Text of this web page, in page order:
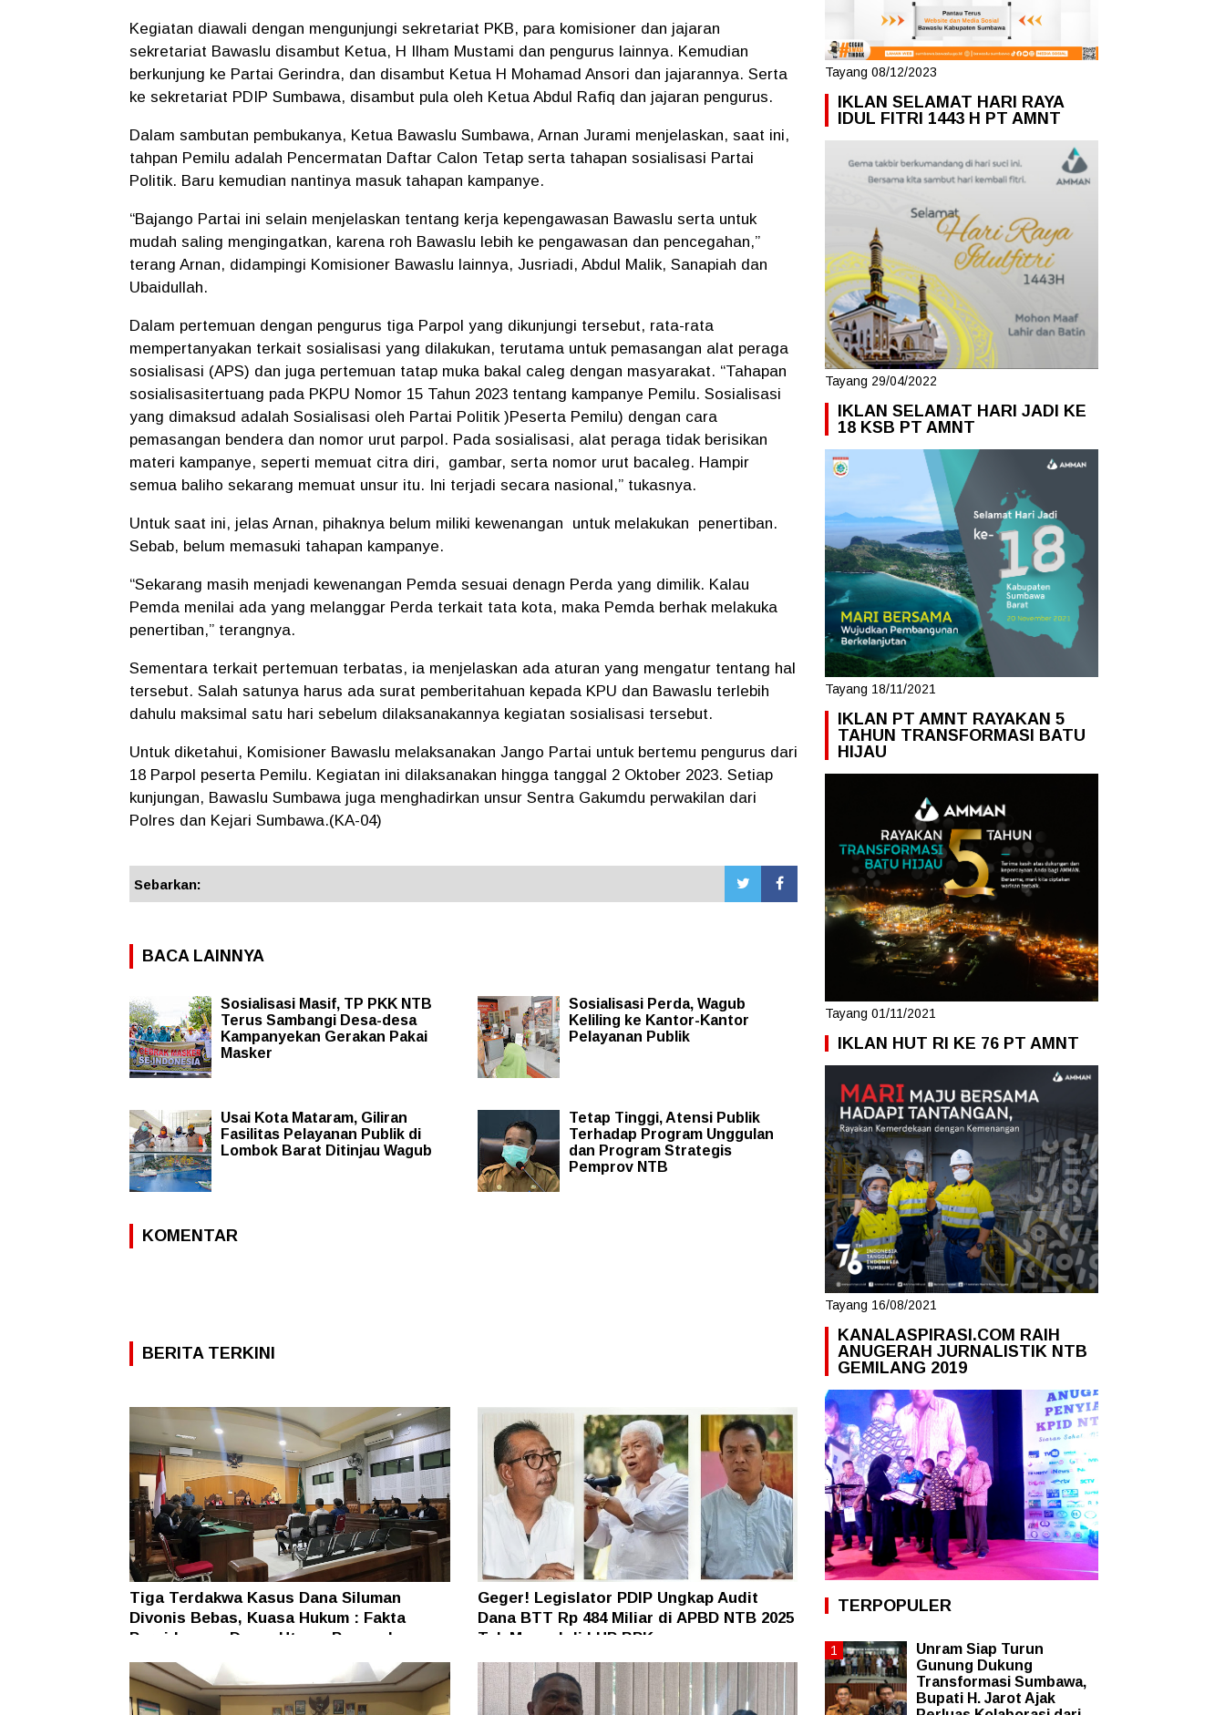
Kegiatan diawali dengan mengunjungi sekretariat PKB, para komisioner dan jajaran
sekretariat Bawaslu disambut Ketua, H Ilham Mustami dan pengurus lainnya. Kemudian
berkunjung ke Partai Gerindra, dan disambut Ketua H Mohamad Ansori dan jajarannya. Serta
ke sekretariat PDIP Sumbawa, disambut pula oleh Ketua Abdul Rafiq dan jajaran pengurus.
Dalam sambutan pembukanya, Ketua Bawaslu Sumbawa, Arnan Jurami menjelaskan, saat ini,
tahpan Pemilu adalah Pencermatan Daftar Calon Tetap serta tahapan sosialisasi Partai
Politik. Baru kemudian nantinya masuk tahapan kampanye.
“Bajango Partai ini selain menjelaskan tentang kerja kepengawasan Bawaslu serta untuk
mudah saling mengingatkan, karena roh Bawaslu lebih ke pengawasan dan pencegahan,”
terang Arnan, didampingi Komisioner Bawaslu lainnya, Jusriadi, Abdul Malik, Sanapiah dan
Ubaidullah.
Dalam pertemuan dengan pengurus tiga Parpol yang dikunjungi tersebut, rata-rata
mempertanyakan terkait sosialisasi yang dilakukan, terutama untuk pemasangan alat peraga
sosialisasi (APS) dan juga pertemuan tatap muka bakal caleg dengan masyarakat. “Tahapan
sosialisasitertuang pada PKPU Nomor 15 Tahun 2023 tentang kampanye Pemilu. Sosialisasi
yang dimaksud adalah Sosialisasi oleh Partai Politik )Peserta Pemilu) dengan cara
pemasangan bendera dan nomor urut parpol. Pada sosialisasi, alat peraga tidak berisikan
materi kampanye, seperti memuat citra diri, gambar, serta nomor urut bacaleg. Hampir
semua baliho sekarang memuat unsur itu. Ini terjadi secara nasional,” tukasnya.
Untuk saat ini, jelas Arnan, pihaknya belum miliki kewenangan untuk melakukan penertiban.
Sebab, belum memasuki tahapan kampanye.
“Sekarang masih menjadi kewenangan Pemda sesuai denagn Perda yang dimilik. Kalau
Pemda menilai ada yang melanggar Perda terkait tata kota, maka Pemda berhak melakuka
penertiban,” terangnya.
Sementara terkait pertemuan terbatas, ia menjelaskan ada aturan yang mengatur tentang hal
tersebut. Salah satunya harus ada surat pemberitahuan kepada KPU dan Bawaslu terlebih
dahulu maksimal satu hari sebelum dilaksanakannya kegiatan sosialisasi tersebut.
Untuk diketahui, Komisioner Bawaslu melaksanakan Jango Partai untuk bertemu pengurus dari
18 Parpol peserta Pemilu. Kegiatan ini dilaksanakan hingga tanggal 2 Oktober 2023. Setiap
kunjungan, Bawaslu Sumbawa juga menghadirkan unsur Sentra Gakumdu perwakilan dari
Polres dan Kejari Sumbawa.(KA-04)
Sebarkan:
BACA LAINNYA
Sosialisasi Masif, TP PKK NTB
Terus Sambangi Desa-desa
Kampanyekan Gerakan Pakai
Masker
Sosialisasi Perda, Wagub
Keliling ke Kantor-Kantor
Pelayanan Publik
Usai Kota Mataram, Giliran
Fasilitas Pelayanan Publik di
Lombok Barat Ditinjau Wagub
Tetap Tinggi, Atensi Publik
Terhadap Program Unggulan
dan Program Strategis
Pemprov NTB
KOMENTAR
BERITA TERKINI
Tiga Terdakwa Kasus Dana Siluman
Divonis Bebas, Kuasa Hukum : Fakta
Persidangan Dasar Utama Penegakan
Hukum
Geger! Legislator PDIP Ungkap Audit
Dana BTT Rp 484 Miliar di APBD NTB 2025
Tak Muncul di LHP BPK
Tayang 08/12/2023
IKLAN SELAMAT HARI RAYA
IDUL FITRI 1443 H PT AMNT
Tayang 29/04/2022
IKLAN SELAMAT HARI JADI KE
18 KSB PT AMNT
Tayang 18/11/2021
IKLAN PT AMNT RAYAKAN 5
TAHUN TRANSFORMASI BATU
HIJAU
Tayang 01/11/2021
IKLAN HUT RI KE 76 PT AMNT
Tayang 16/08/2021
KANALASPIRASI.COM RAIH
ANUGERAH JURNALISTIK NTB
GEMILANG 2019
TERPOPULER
Unram Siap Turun
Gunung Dukung
Transformasi Sumbawa,
Bupati H. Jarot Ajak